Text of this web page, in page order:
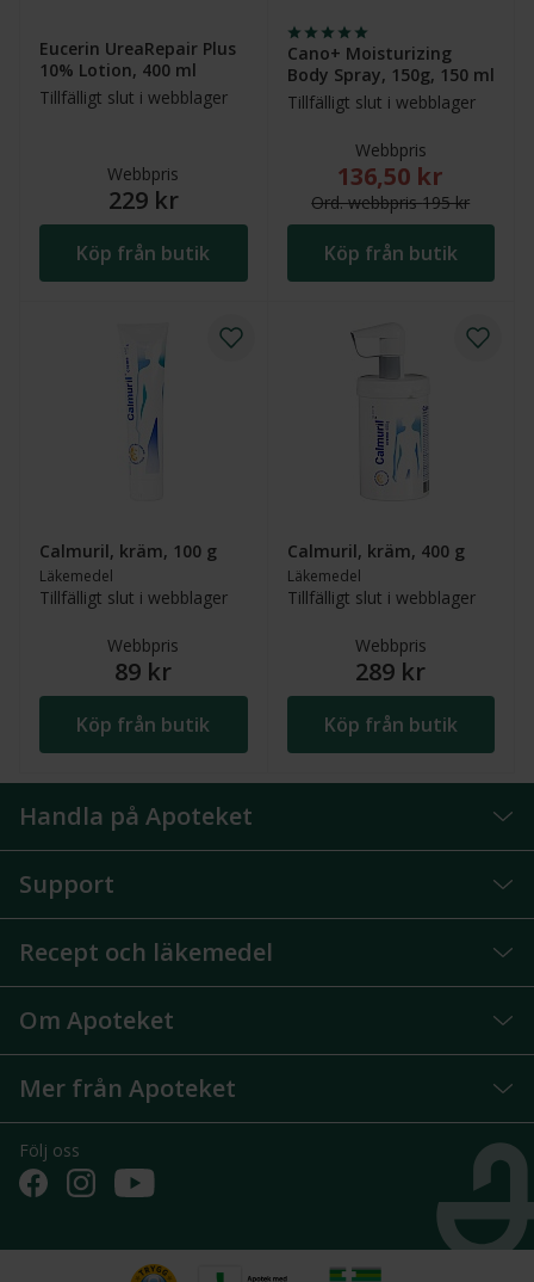
Eucerin UreaRepair Plus
10% Lotion, 400 ml
Tillfälligt slut i webblager
Webbpris
229 kr
Köp från butik
Cano+ Moisturizing
Body Spray, 150g, 150 ml
Tillfälligt slut i webblager
Webbpris
Nytt reducerat
136,50 kr
Ord.webbpris195 kr
Köp från butik
Calmuril, kräm, 100 g
Läkemedel
Tillfälligt slut i webblager
Webbpris
89 kr
Köp från butik
Calmuril, kräm, 400 g
Läkemedel
Tillfälligt slut i webblager
Webbpris
289 kr
Köp från butik
Handla på Apoteket
Support
Recept och läkemedel
Om Apoteket
Mer från Apoteket
Följ oss